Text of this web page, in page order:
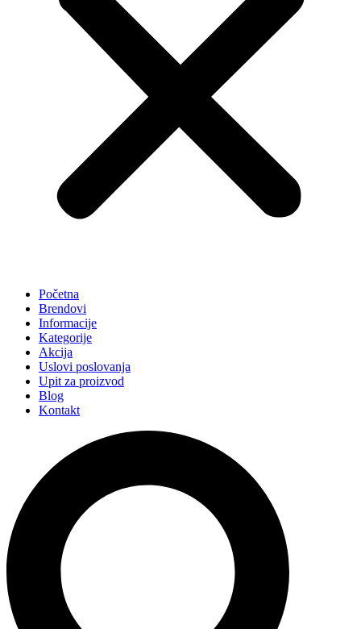
Početna
Brendovi
Informacije
Kategorije
Akcija
Uslovi poslovanja
Upit za proizvod
Blog
Kontakt